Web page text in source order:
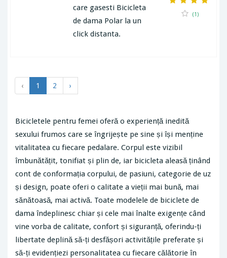
care gasesti Bicicleta
de dama Polar la un
click distanta.
(1)
‹ 1 2 ›
Bicicletele pentru femei oferă o experiență inedită
sexului frumos care se îngrijește pe sine și își menține
vitalitatea cu fiecare pedalare. Corpul este vizibil
îmbunătățit, tonifiat și plin de, iar bicicleta aleasă ținând
cont de conformația corpului, de pasiuni, categorie de uz
și design, poate oferi o calitate a vieții mai bună, mai
sănătoasă, mai activă. Toate modelele de biciclete de
dama îndeplinesc chiar și cele mai înalte exigențe când
vine vorba de calitate, confort și siguranță, oferindu-ți
libertate deplină să-ți desfășori activitățile preferate și
să-ți evidențiezi personalitatea cu fiecare călătorie în